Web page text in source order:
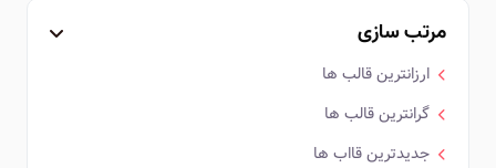
مرتب سازی
ارزانترین قالب ها
گرانترین قالب ها
جدیدترین قااب ها